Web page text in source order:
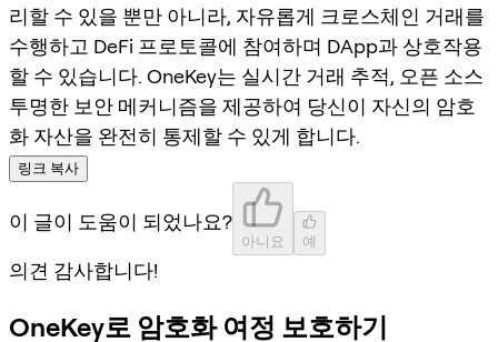
리할 수 있을 뿐만 아니라, 자유롭게 크로스체인 거래를
수행하고 DeFi 프로토콜에 참여하며 DApp과 상호작용
할 수 있습니다. OneKey는 실시간 거래 추적, 오픈 소스
투명한 보안 메커니즘을 제공하여 당신이 자신의 암호
화 자산을 완전히 통제할 수 있게 합니다.
링크 복사
이 글이 도움이 되었나요?
아니요 예
의견 감사합니다!
OneKey로 암호화 여정 보호하기